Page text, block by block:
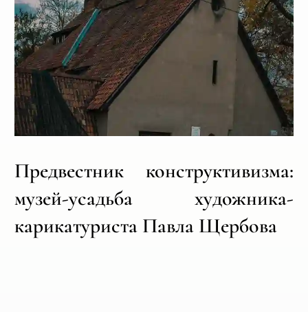
Предвестник конструктивизма:
музей-усадьба художника-
карикатуриста Павла Щербова